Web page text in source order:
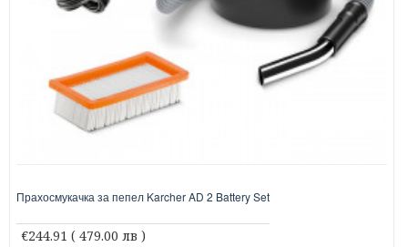
Прахосмукачка за пепел Karcher AD 2 Battery Set
€244.91 ( 479.00 лв )